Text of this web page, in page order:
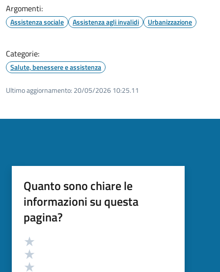
Argomenti:
Assistenza sociale Assistenza agli invalidi Urbanizzazione
Categorie:
Salute, benessere e assistenza
Ultimo aggiornamento: 20/05/2026 10:25.11
Quanto sono chiare le
informazioni su questa
pagina?
Valutazione